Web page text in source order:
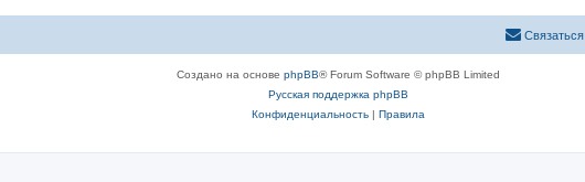
Создано на основе phpBB® Forum Software © phpBB Limited
Русская поддержка phpBB
Конфиденциальность| Правила